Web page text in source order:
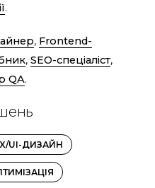
.
, Frontend-
, SEO-спеціаліст,
QA.
UI-ДИЗАЙН